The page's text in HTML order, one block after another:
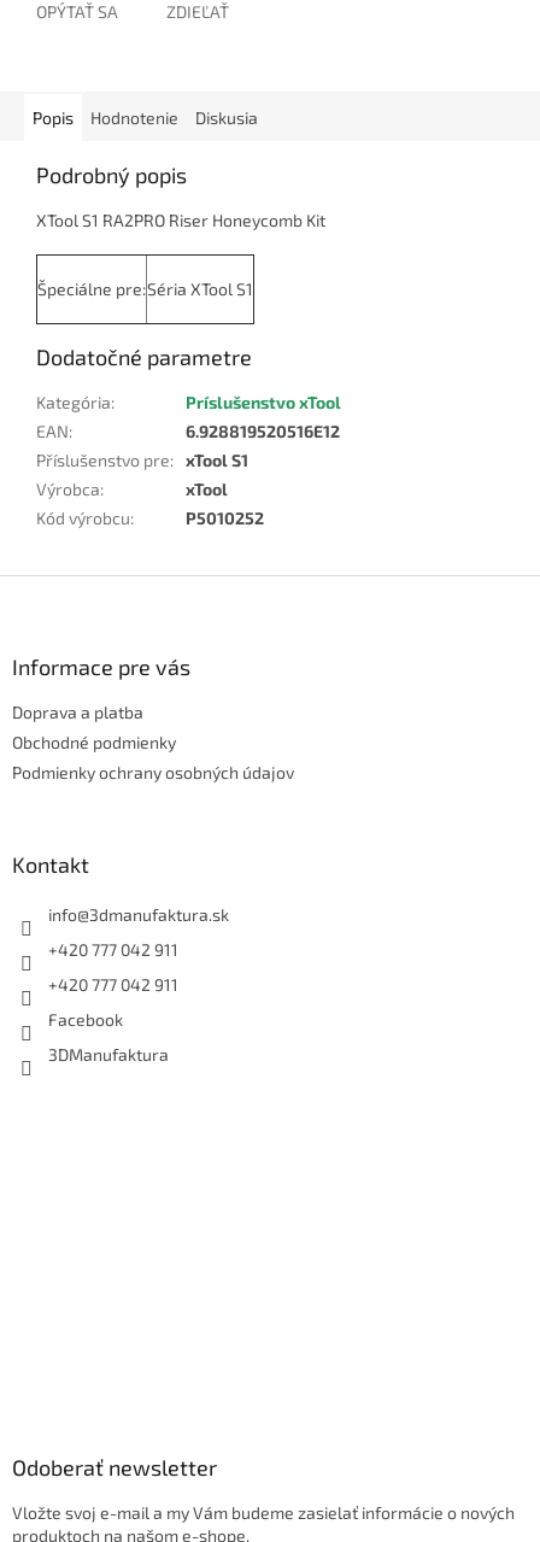
OPÝTAŤ SA ZDIEĽAŤ
Popis Hodnotenie Diskusia
Podrobný popis
XTool S1 RA2PRO Riser Honeycomb Kit
Špeciálne pre:Séria XTool S1
Dodatočné parametre
Kategória:
Príslušenstvo xTool
EAN:
6.928819520516E12
Příslušenstvo pre: xTool S1
Výrobca:
xTool
Kód výrobcu: P5010252
Informace pre vás
Doprava a platba
Obchodné podmienky
Podmienky ochrany osobných údajov
Kontakt
info@3dmanufaktura.sk
+420 777 042 911
+420 777 042 911
Facebook
3DManufaktura
Odoberať newsletter
Vložte svoj e-mail a my Vám budeme zasielať informácie o nových
produktoch na našom e-shope.